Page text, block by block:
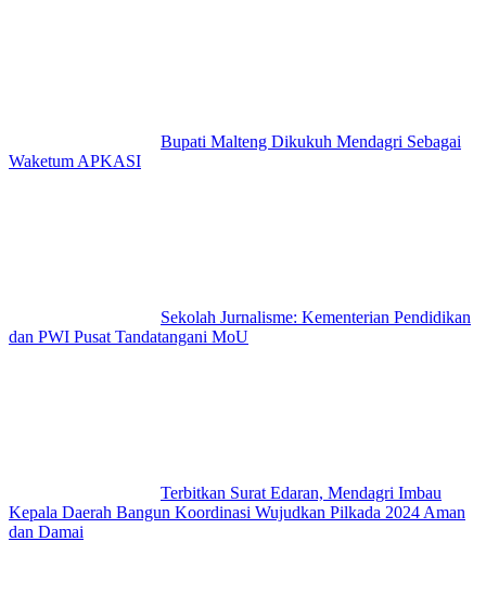
Bupati Malteng Dikukuh Mendagri Sebagai
Waketum APKASI
Sekolah Jurnalisme: Kementerian Pendidikan
dan PWI Pusat Tandatangani MoU
Terbitkan Surat Edaran, Mendagri Imbau
Kepala Daerah Bangun Koordinasi Wujudkan Pilkada 2024 Aman
dan Damai